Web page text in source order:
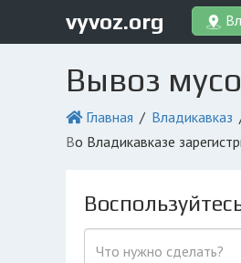
vyvoz.org
Вывоз
Главная Владикавказ
во Владикавказе